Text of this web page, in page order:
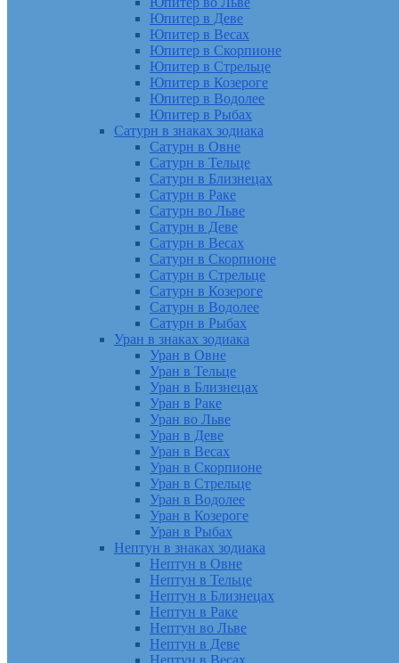
Юпитер в Деве
Юпитер в Весах
Юпитер в Скорпионе
Юпитер в Стрельце
Юпитер в Козероге
Юпитер в Водолее
Юпитер в Рыбах
Сатурн в знаках зодиака
Сатурн в Овне
Сатурн в Тельце
Сатурн в Близнецах
Сатурн в Раке
Сатурн во Льве
Сатурн в Деве
Сатурн в Весах
Сатурн в Скорпионе
Сатурн в Стрельце
Сатурн в Козероге
Сатурн в Водолее
Сатурн в Рыбах
Уран в знаках зодиака
Уран в Овне
Уран в Тельце
Уран в Близнецах
Уран в Раке
Уран во Льве
Уран в Деве
Уран в Весах
Уран в Скорпионе
Уран в Стрельце
Уран в Водолее
Уран в Козероге
Уран в Рыбах
Нептун в знаках зодиака
Нептун в Овне
Нептун в Тельце
Нептун в Близнецах
Нептун в Раке
Нептун во Льве
Нептун в Деве
Нептун в Весах